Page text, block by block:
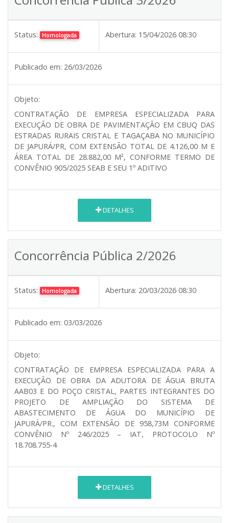
Status: Homologada Abertura: 15/04/2026 08:30
Publicado em: 26/03/2026
Objeto:
CONTRATAÇÃO DE EMPRESA ESPECIALIZADA PARA
EXECUÇÃO DE OBRA DE PAVIMENTAÇÃO EM CBUQ DAS
ESTRADAS RURAIS CRISTAL E TAGAÇABA NO MUNICÍPIO
DE JAPURÁ/PR, COM EXTENSÃO TOTAL DE 4.126,00 M E
ÁREA TOTAL DE 28.882,00 M², CONFORME TERMO DE
CONVÊNIO 905/2025 SEAB E SEU 1º ADITIVO
DETALHES
Concorrência Pública 2/2026
Status: Homologada Abertura: 20/03/2026 08:30
Publicado em: 03/03/2026
Objeto:
CONTRATAÇÃO DE EMPRESA ESPECIALIZADA PARA A
EXECUÇÃO DE OBRA DA ADUTORA DE ÁGUA BRUTA
AAB03 E DO POÇO CRISTAL, PARTES INTEGRANTES DO
PROJETO DE AMPLIAÇÃO DO SISTEMA DE
ABASTECIMENTO DE ÁGUA DO MUNICÍPIO DE
JAPURÁ/PR., COM EXTENSÃO DE 958,73M CONFORME
CONVÊNIO Nº 246/2025 – IAT, PROTOCOLO Nº
18.708.755-4
DETALHES